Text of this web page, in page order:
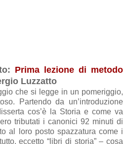
Prima lezione di metodo
Luzzatto
che si legge in un pomeriggio,
Partendo da un’introduzione
cos’è la Storia e come va
tributati i canonici 92 minuti di
al loro posto spazzatura come i
eccetto “libri di storia” – cosa